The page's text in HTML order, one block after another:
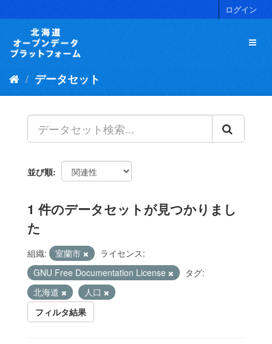
キ
ログイン
データセット
並び順
1 件のデータセットが見つかりまし
た
組織: 室蘭市
ライセンス:
GNU Free Documentation License
タグ:
北海道
人口
フィルタ結果